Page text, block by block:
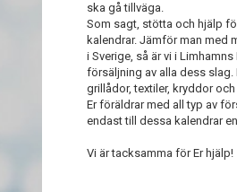
ska gå tillväga.
Som sagt, stötta och hjälp
kalendrar. Jämför man med
i Sverige, så är vi i
försäljning av alla dess slag.
grillådor, textiler, kryddor
Er föräldrar med all typ av
endast till dessa kalendrar
Vi är tacksamma för Er hjälp!